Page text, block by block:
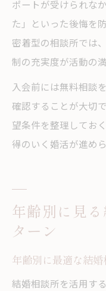
ポートが受けられな
た」といった後悔を
密着型の相談所では
制の充実度が活動の
入会前には無料相談
確認することが大切
望条件を整理してお
得のいく婚活が進めら
年齢別に見
ターン
年齢別に最適な結
結婚相談所を活用す